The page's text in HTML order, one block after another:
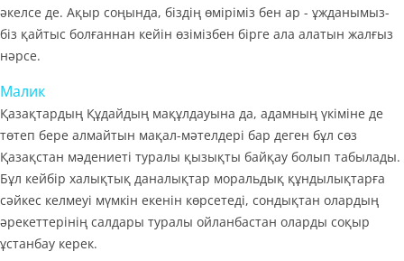
әкелсе де. Ақыр соңында, біздің өміріміз бен ар - ұжданымыз-
біз қайтыс болғаннан кейін өзімізбен бірге ала алатын жалғыз
нәрсе.
Малик
Қазақтардың Құдайдың мақұлдауына да, адамның үкіміне де
төтеп бере алмайтын мақал-мәтелдері бар деген бұл сөз
Қазақстан мәдениеті туралы қызықты байқау болып табылады.
Бұл кейбір халықтық даналықтар моральдық құндылықтарға
сәйкес келмеуі мүмкін екенін көрсетеді, сондықтан олардың
әрекеттерінің салдары туралы ойланбастан оларды соқыр
ұстанбау керек.